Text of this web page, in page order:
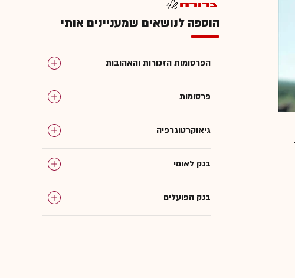
הוספה לנושאים שמעניינים אותי
הפרסומות הזכורות והאהובות
פרסומות
גיאוקרטוגרפיה
בנק לאומי
בנק הפועלים